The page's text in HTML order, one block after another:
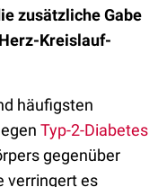
zusätzliche Gabe
Kreislauf-
häufigsten
Typ-2-Diabetes
gegenüber
verringert es